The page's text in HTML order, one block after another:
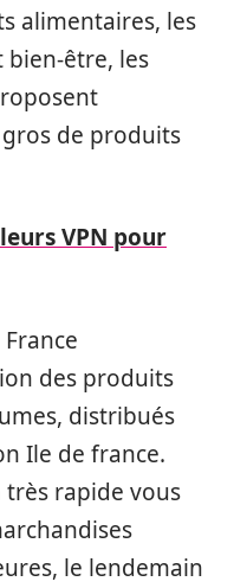
alimentaires, les
bien-être, les
de produits
VPN pour
des produits
distribués
Ile de france.
très rapide vous
le lendemain